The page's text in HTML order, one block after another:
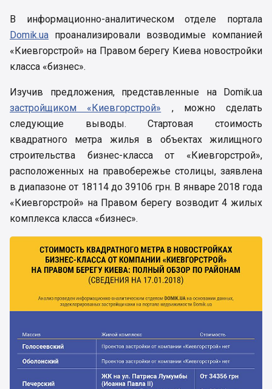
В информационно-аналитическом отделе портала
Domik.ua проанализировали возводимые компанией
«Киевгорстрой» на Правом берегу Киева новостройки
класса «бизнес».
Изучив предложения, представленные на Domik.ua
застройщиком «Киевгорстрой» , можно сделать
следующие выводы. Стартовая стоимость
квадратного метра жилья в объектах жилищного
строительства бизнес-класса от «Киевгорстрой»,
расположенных на правобережье столицы, заявлена
в диапазоне от 18114 до 39106 грн. В январе 2018 года
«Киевгорстрой» на Правом берегу возводит 4 жилых
комплекса класса «бизнес».